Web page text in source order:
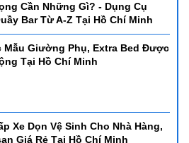
Cần Những Gì? - Dụng Cụ
Bar Từ A-Z Tại Hồ Chí Minh
Mẫu Giường Phụ, Extra Bed Được
Tại Hồ Chí Minh
Xe Dọn Vệ Sinh Cho Nhà Hàng,
Giá Rẻ Tại Hồ Chí Minh